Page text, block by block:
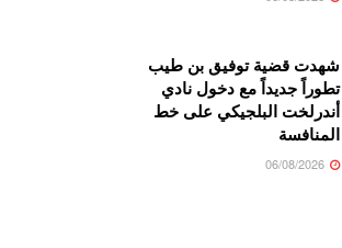
شهدت قضية توفيق بن طيب
تطوراً جديداً مع دخول نادي
أندرلخت البلجيكي على خط
المنافسة